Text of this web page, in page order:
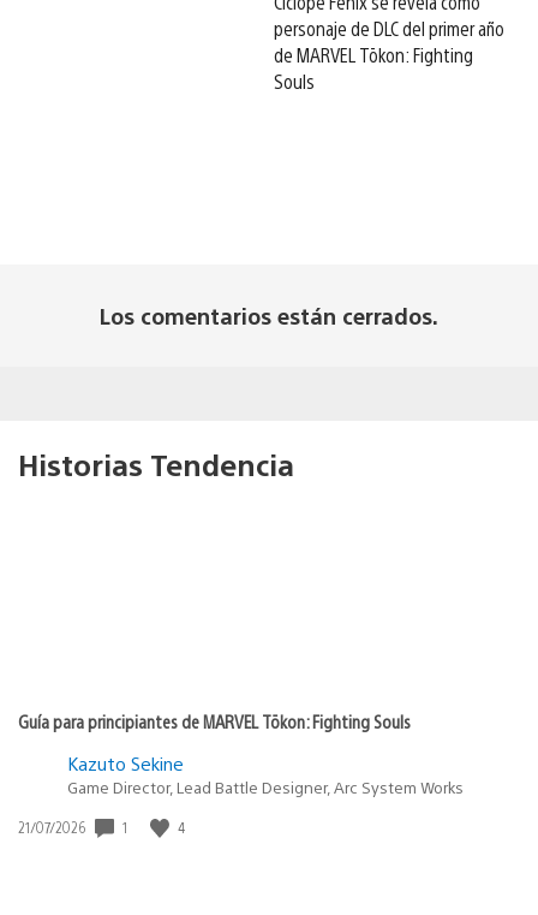
personaje de DLC del primer año
de MARVEL Tōkon: Fighting
Souls
Los comentarios están cerrados.
Historias Tendencia
Guía para principiantes de MARVEL Tōkon: Fighting Souls
Kazuto Sekine
Game Director, Lead Battle Designer, Arc System Works
Fecha
21/07/2026 1 4